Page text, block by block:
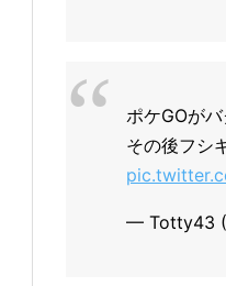
ポケGOが
その後フシ
— Totty43